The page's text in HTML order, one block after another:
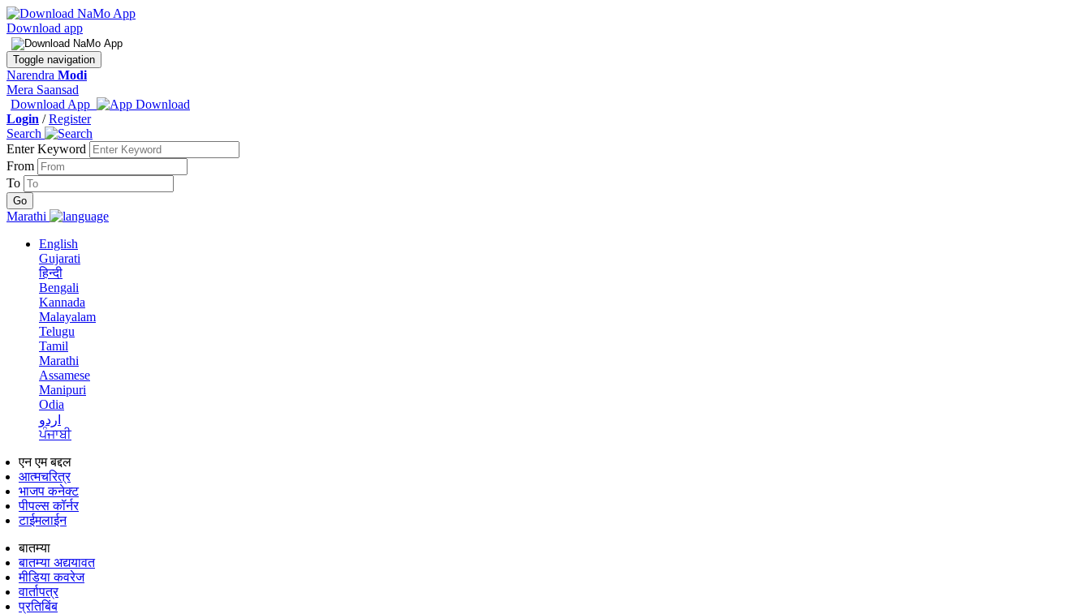
Download app
Toggle navigation
Narendra Modi
Mera Saansad
Download App
Login /Register
Search
Enter Keyword
From
To
Marathi
English
Gujarati
हिन्दी
Bengali
Kannada
Malayalam
Telugu
Tamil
Marathi
Assamese
Manipuri
Odia
اردو
ਪੰਜਾਬੀ
एन एम बद्दल
आत्मचरित्र
भाजप कनेक्ट
पीपल्स कॉर्नर
टाईमलाईन
बातम्या
बातम्या अद्ययावत
मीडिया कवरेज
वार्तापत्र
प्रतिबिंब